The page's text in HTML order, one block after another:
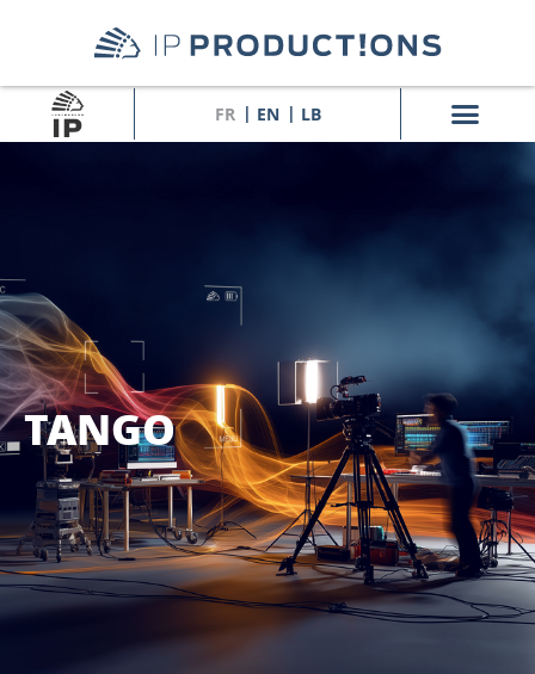
FR EN LB
TANGO